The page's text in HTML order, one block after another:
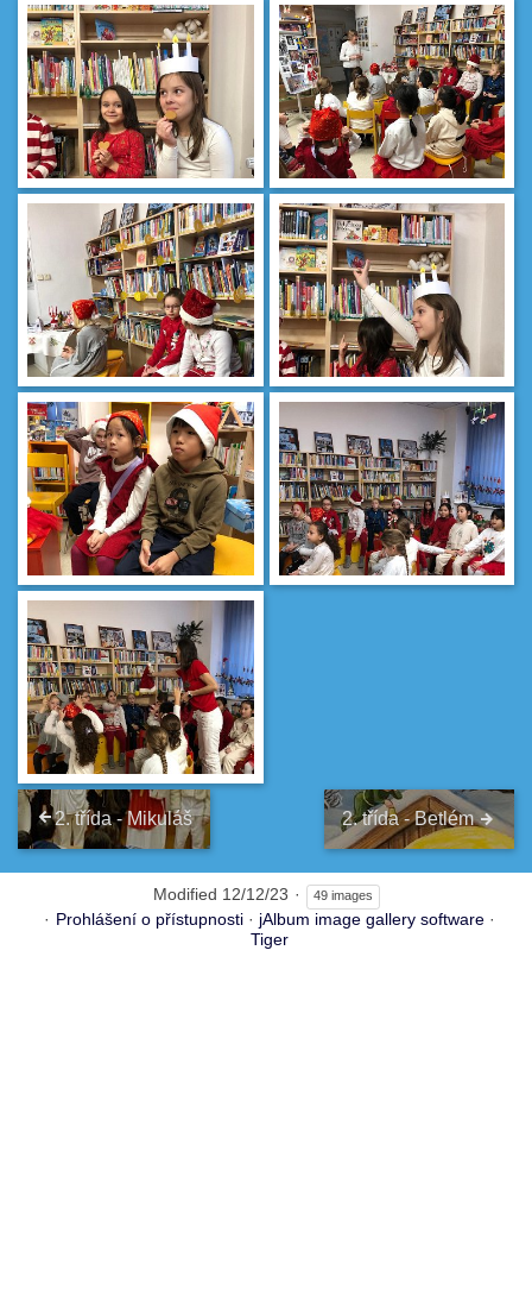
2. třída - Mikuláš 2. třída - Betlém
Modified 12/12/23 49 images
Prohlášení o přístupnosti· jAlbum image gallery software·
Tiger